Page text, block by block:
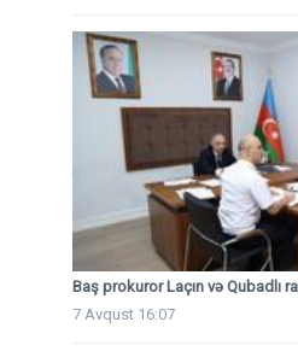
Baş prokuror Laçın və Qubadlı
7 Avqust 16:07